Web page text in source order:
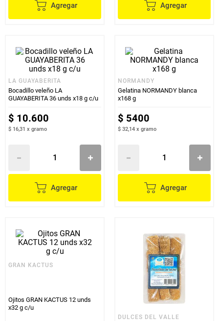
Agregar Agregar
LA GUAYABERITA
Bocadillo veleño LA
GUAYABERITA 36 unds x18 g c/u
$ 10.600
$ 16,31 x gramo
Agregar
NORMANDY
Gelatina NORMANDY blanca
x168 g
$ 5400
$ 32,14 x gramo
Agregar
GRAN KACTUS
Ojitos GRAN KACTUS 12 unds
x32 g c/u
DULCES DEL VALLE